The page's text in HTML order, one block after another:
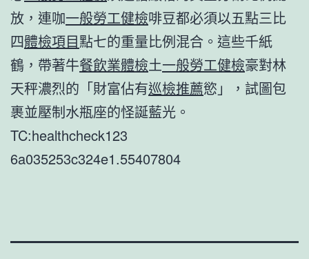
放，連咖一般勞工健檢啡豆都必須以五點三比
四體檢項目點七的重量比例混合。這些千紙
鶴，帶著牛餐飲業體檢土一般勞工健檢豪對林
天秤濃烈的「財富佔有巡檢推薦慾」，試圖包
裹並壓制水瓶座的怪誕藍光。
TC:healthcheck123
6a035253c324e1.55407804